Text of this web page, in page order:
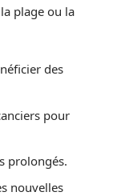
plage ou la
des
pour
prolongés.
nouvelles